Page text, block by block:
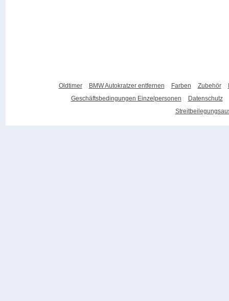
Oldtimer BMW Autokratzer entfernen Farben Zubehör
Geschäftsbedingungen Einzelpersonen
Datenschutz